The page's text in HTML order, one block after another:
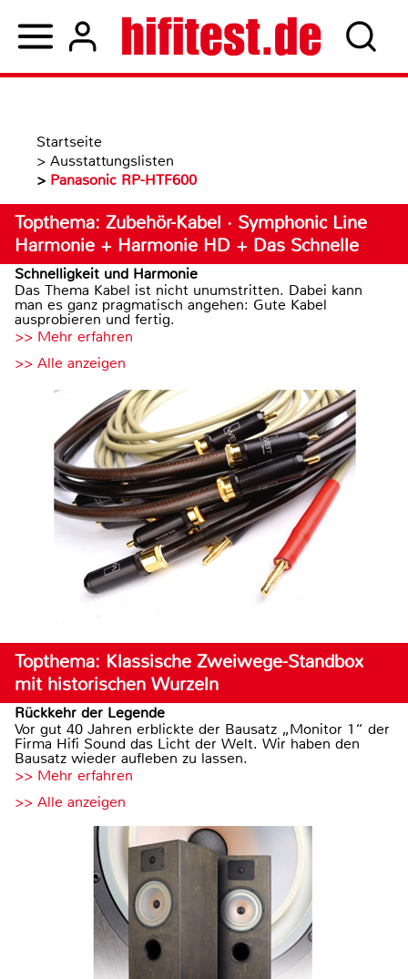
Startseite
> Ausstattungslisten
> Panasonic RP-HTF600
Topthema: Zubehör-Kabel · Symphonic Line
Harmonie + Harmonie HD + Das Schnelle
Schnelligkeit und Harmonie
Das Thema Kabel ist nicht unumstritten. Dabei kann
man es ganz pragmatisch angehen: Gute Kabel
ausprobieren und fertig.
>> Mehr erfahren
>> Alle anzeigen
Topthema: Klassische Zweiwege-Standbox
mit historischen Wurzeln
Rückkehr der Legende
Vor gut 40 Jahren erblickte der Bausatz „Monitor 1“ der
Firma Hifi Sound das Licht der Welt. Wir haben den
Bausatz wieder aufleben zu lassen.
>> Mehr erfahren
>> Alle anzeigen